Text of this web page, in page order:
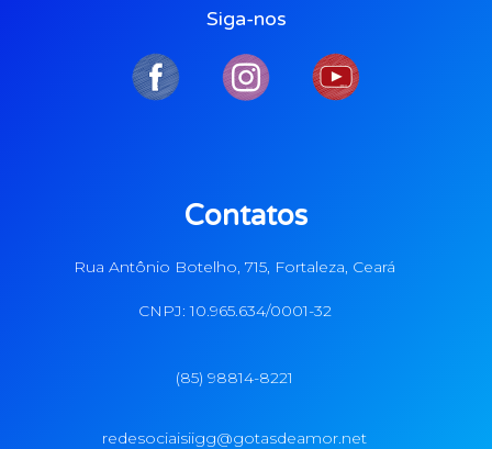
Siga-nos
Contatos
Rua Antônio Botelho, 715, Fortaleza, Ceará
CNPJ: 10.965.634/0001-32
(85) 98814-8221
redesociaisiigg@gotasdeamor.net